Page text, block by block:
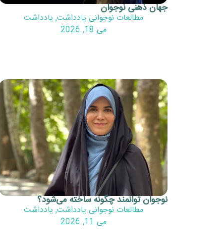
جهان ذهنی نوجوان
مطالعات نوجوانی یادداشت, یادداشت
می 18, 2026
نوجوان توانمند چگونه ساخته می‌شود؟
مطالعات نوجوانی یادداشت, یادداشت
می 11, 2026